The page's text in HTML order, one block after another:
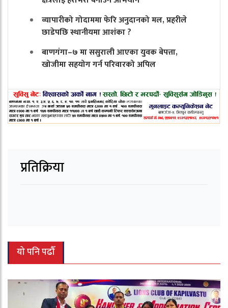
व्यापारीको गोदाममा फेरि अनुदानको मल, प्रहरीले
छाडेपछि स्थानीयमा आशंका ?
बाणगंगा–७ मा ससुराली आएका युवक बेपत्ता,
खोजीमा सहयोग गर्न परिवारको अपिल
प्रतिक्रिया
यो पनि पढौँ